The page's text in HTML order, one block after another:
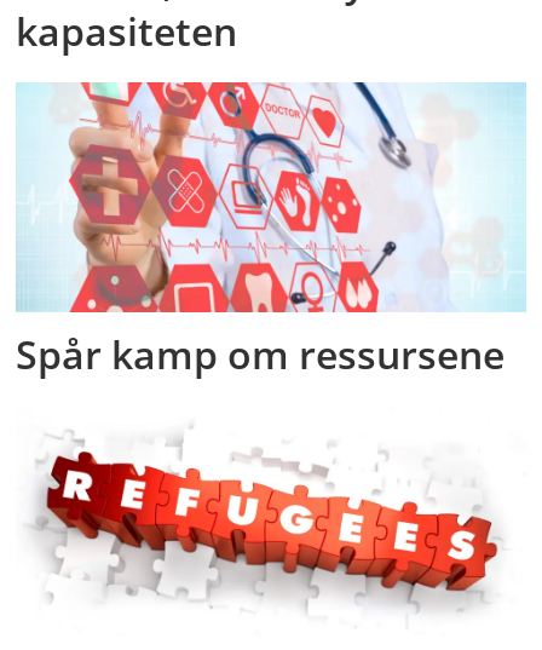
kapasiteten
Spår kamp om ressursene